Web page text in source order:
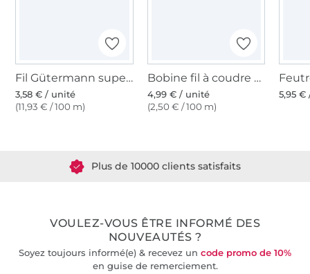
Fil Gütermann super résistant 30m polyester, (800) blanc
3,58 € / unité
(11,93 € / 100 m)
Bobine fil à coudre Gütermann 200m polyester, (800) blanc
4,99 € / unité
(2,50 € / 100 m)
5,95
Plus de 10000 clients satisfaits
VOULEZ-VOUS ÊTRE INFORMÉ DES
NOUVEAUTÉS ?
Soyez toujours informé(e) & recevez un code promo de 10%
en guise de remerciement.